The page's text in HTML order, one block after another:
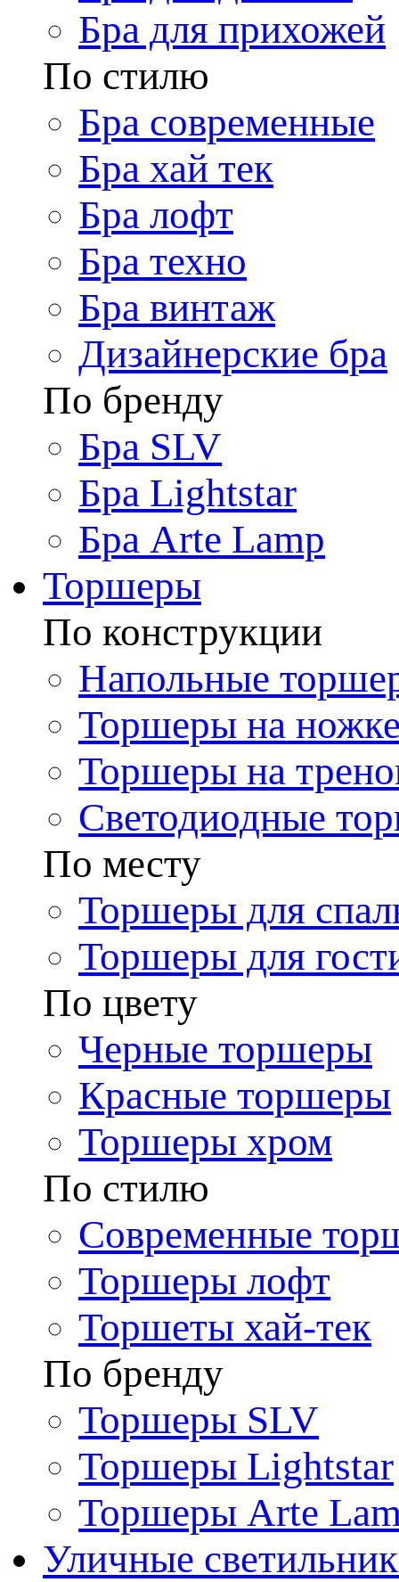
Бра для прихожей
По стилю
Бра современные
Бра хай тек
Бра лофт
Бра техно
Бра винтаж
Дизайнерские бра
По бренду
Бра SLV
Бра Lightstar
Бра Arte Lamp
Торшеры
По конструкции
Напольные
Торшеры на
Торшеры на
Светодиодные
По месту
Торшеры для
Торшеры для
По цвету
Черные торшеры
Красные торшеры
Торшеры хром
По стилю
Современные
Торшеры лофт
Торшеты хай-тек
По бренду
Торшеры SLV
Торшеры Lightstar
Торшеры Arte
Уличные